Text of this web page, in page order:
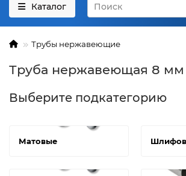
Каталог
Трубы нержавеющие
Труба нержавеющая 8 мм
Выберите подкатегорию
Матовые